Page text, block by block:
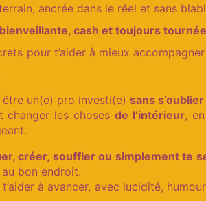
ancrée dans le réel et sans
bienveillante, cash et toujours
pour t’aider à mieux
être un(e) pro investi(e) sans
changer les choses de l’intérieur,
créer, souffler ou simplement te
bon endroit.
à avancer, avec lucidité,